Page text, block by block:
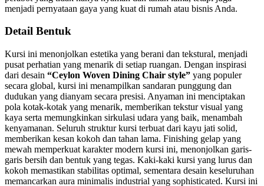
menjadi pernyataan gaya yang kuat di rumah atau bisnis Anda.
Detail Bentuk
Kursi ini menonjolkan estetika yang berani dan tekstural, menjadi
pusat perhatian yang menarik di setiap ruangan. Dengan inspirasi
dari desain “Ceylon Woven Dining Chair style” yang populer
secara global, kursi ini menampilkan sandaran punggung dan
dudukan yang dianyam secara presisi. Anyaman ini menciptakan
pola kotak-kotak yang menarik, memberikan tekstur visual yang
kaya serta memungkinkan sirkulasi udara yang baik, menambah
kenyamanan. Seluruh struktur kursi terbuat dari kayu jati solid,
memberikan kesan kokoh dan tahan lama. Finishing gelap yang
mewah memperkuat karakter modern kursi ini, menonjolkan garis-
garis bersih dan bentuk yang tegas. Kaki-kaki kursi yang lurus dan
kokoh memastikan stabilitas optimal, sementara desain keseluruhan
memancarkan aura minimalis industrial yang sophisticated. Kursi ini